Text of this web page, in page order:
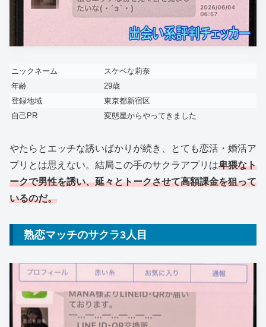
ニックネーム
スケベな莉奈
年齢
29歳
登録地域
東京都新宿区
自己PR
変態星からやってきました
やたらとエッチな誘いばかりが続き、とても恋活・婚活ア
プリとは思えない。結局この手のサクラアプリは卑猥なト
ークで男性を誘い、延々とトークさせて高額課金を狙って
いるのだ。
熟恋マッチのサクラ3人目